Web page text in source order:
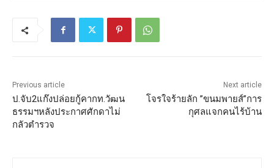
Previous article
ป.จับ2แก๊งปล่อยกู้คากท.วัฒน
ธรรมฯหลังประกาศศักดาไม่
กลัวตำรวจ
Next article
โจรใจร้ายลัก ”ขนมพายส์”การ
กุศลแจกคนไร้บ้าน